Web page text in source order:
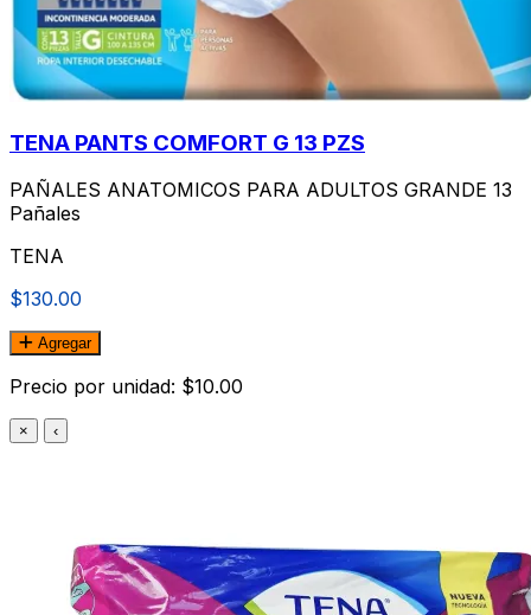
TENA PANTS COMFORT G 13 PZS
PAÑALES ANATOMICOS PARA ADULTOS GRANDE 13
Pañales
TENA
$130.00
Agregar
Precio por unidad: $10.00
× ‹